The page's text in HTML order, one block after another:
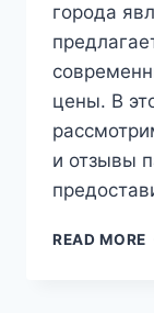
города
цены. В
и отзывы
READ MORE